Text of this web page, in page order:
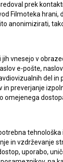
in dajemsoglasje
prek
Filmoteka hrani,
anonimizirati,
vnesejo v
e-pošte,
del in
preverjanje
omejenega
in vzdrževanje
uporabo,